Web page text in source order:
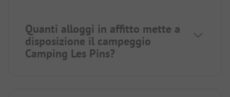
Quanti alloggi in affitto mette a
disposizione il campeggio
Camping Les Pins?